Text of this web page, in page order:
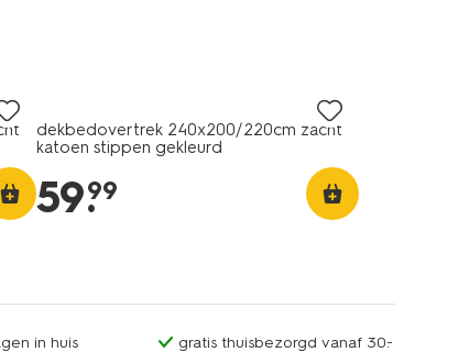
dekbedovertrek 240x200/220cm zacht
katoen stippen gekleurd
59.
99
in huis gratis thuisbezorgd vanaf 30.-